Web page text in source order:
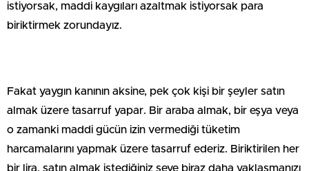
istiyorsak, maddi kaygıları azaltmak istiyorsak para
biriktirmek zorundayız.
Fakat yaygın kanının aksine, pek çok kişi bir şeyler satın
almak üzere tasarruf yapar. Bir araba almak, bir eşya veya
o zamanki maddi gücün izin vermediği tüketim
harcamalarını yapmak üzere tasarruf ederiz. Biriktirilen her
bir lira, satın almak istediğiniz şeye biraz daha yaklaşmanızı